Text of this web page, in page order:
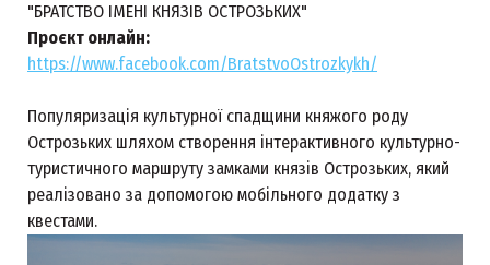
"БРАТСТВО ІМЕНІ КНЯЗІВ ОСТРОЗЬКИХ"
Проєкт онлайн:
https://www.facebook.com/BratstvoOstrozkykh/
Популяризація культурної спадщини княжого роду
Острозьких шляхом створення інтерактивного культурно-
туристичного маршруту замками князів Острозьких, який
реалізовано за допомогою мобільного додатку з
квестами.